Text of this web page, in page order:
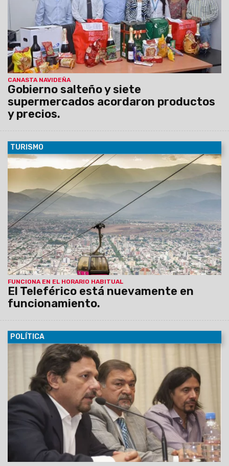
CANASTA NAVIDEÑA
Gobierno salteño y siete
supermercados acordaron productos
y precios.
TURISMO
FUNCIONA EN EL HORARIO HABITUAL
El Teleférico está nuevamente en
funcionamiento.
17/12/2015
En los últimos 15 días se cambió la totalidad del
cable que transporta las góndolas y se proyectan otros 20
años de operatividad antes de un nuevo reemplazo.
POLÍTICA
17/12/2015 El jefe de Gabinete, Carlos Parodi, junto al
intendente del municipio capitalino, Gustavo Sáenz,
oficializaron la firma del convenio que prorroga la
competencia de la Autoridad Metropolitana de Transporte.